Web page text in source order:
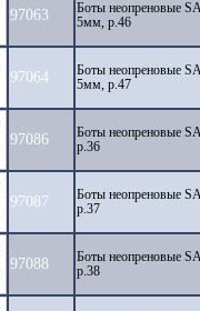
97063
Боты неопреновые
5мм, р.46
97064
Боты неопреновые
5мм, р.47
97086
Боты неопреновые
р.36
97087
Боты неопреновые
р.37
97088
Боты неопреновые
р.38